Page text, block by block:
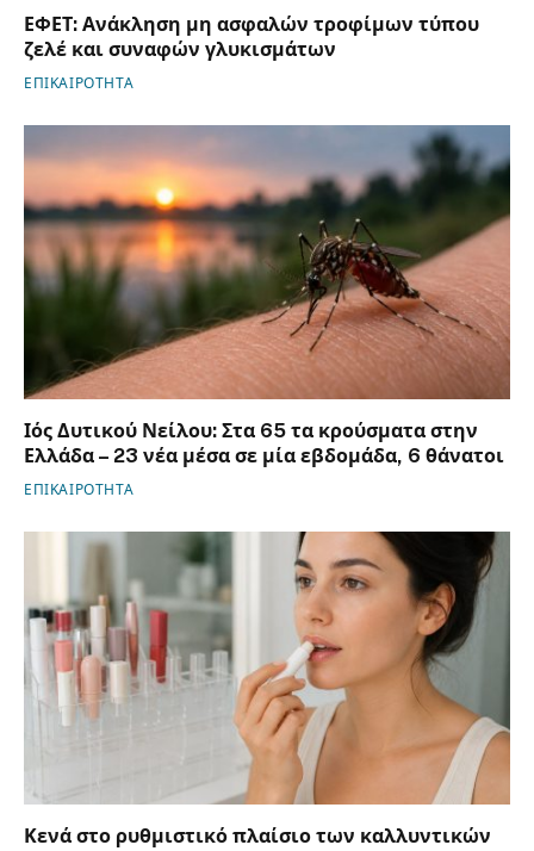
ΕΦΕΤ: Ανάκληση μη ασφαλών τροφίμων τύπου
ζελέ και συναφών γλυκισμάτων
ΕΠΙΚΑΙΡΟΤΗΤΑ
Ιός Δυτικού Νείλου: Στα 65 τα κρούσματα στην
Ελλάδα – 23 νέα μέσα σε μία εβδομάδα, 6 θάνατοι
ΕΠΙΚΑΙΡΟΤΗΤΑ
Κενά στο ρυθμιστικό πλαίσιο των καλλυντικών